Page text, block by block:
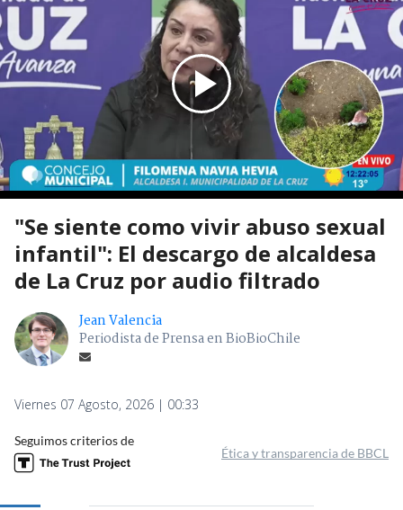
"Se siente como vivir abuso sexual
infantil": El descargo de alcaldesa
de La Cruz por audio filtrado
Jean Valencia
Periodista de Prensa en BioBioChile
Viernes 07 Agosto, 2026 | 00:33
Seguimos criterios de
Ética y transparencia de BBCL